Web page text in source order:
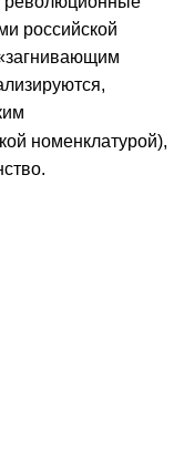
российской
номенклатурой),